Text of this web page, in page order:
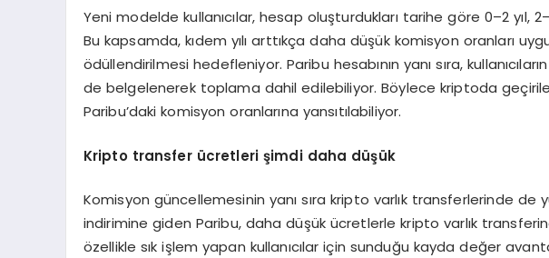
Yeni modelde kullanıcılar, hesap oluşturdukları tarihe göre 0–2 yıl,
Bu kapsamda, kıdem yılı arttıkça daha düşük komisyon oranları
ödüllendirilmesi hedefleniyor. Paribu hesabının yanı sıra,
de belgelenerek toplama dahil edilebiliyor. Böylece kriptoda
Paribu’daki komisyon oranlarına yansıtılabiliyor.
Kripto transfer ücretleri şimdi daha düşük
Komisyon güncellemesinin yanı sıra kripto varlık transferlerinde de
indirimine giden Paribu, daha düşük ücretlerle kripto varlık
özellikle sık işlem yapan kullanıcılar için sunduğu kayda değer